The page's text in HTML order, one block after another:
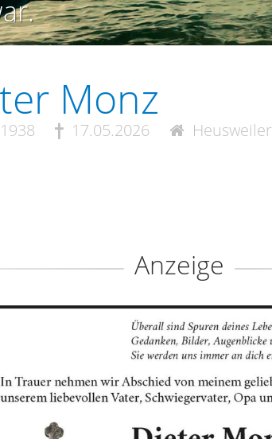
Monz
17.05.2026 Heusweiler
Anzeige